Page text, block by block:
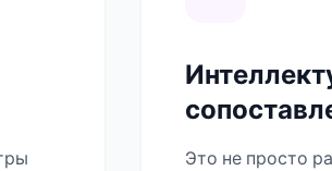
Это не просто